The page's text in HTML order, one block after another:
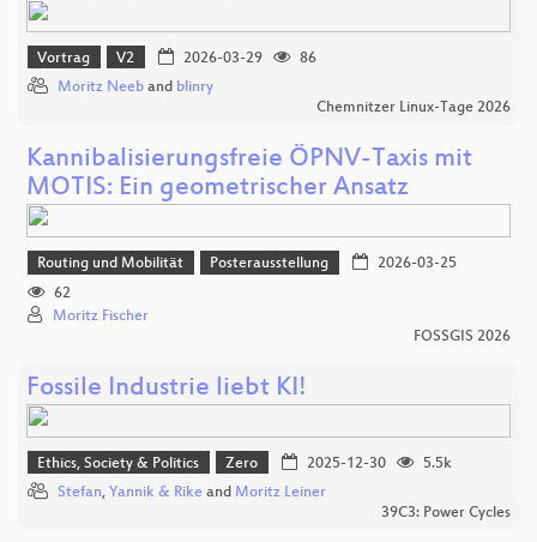
Vortrag V2 2026-03-29
86
Moritz Neeb and blinry
Chemnitzer Linux-Tage 2026
Kannibalisierungsfreie ÖPNV-Taxis mit
MOTIS: Ein geometrischer Ansatz
Routing und Mobilität Posterausstellung
2026-03-25
62
Moritz Fischer
FOSSGIS 2026
Fossile Industrie liebt KI!
Ethics, Society & Politics Zero 2025-12-30
5.5k
Stefan, Yannik & Rike and Moritz Leiner
39C3: Power Cycles